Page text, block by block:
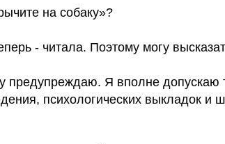
на собаку»?
- читала. Поэтому могу
предупреждаю. Я вполне допускаю
психологических выкладок и